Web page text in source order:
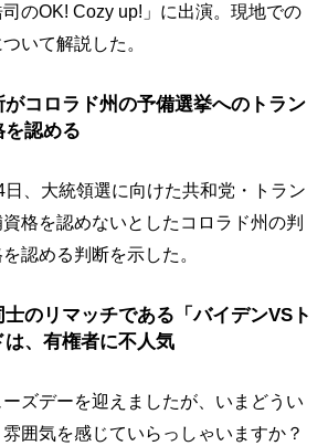
のOK! Cozy up!」に出演。現地での
いて解説した。
コロラド州の予備選挙へのトラン
認める
、大統領選に向けた共和党・トラン
格を認めないとしたコロラド州の判
認める判断を示した。
のリマッチである「バイデンVSト
、有権者に不人気
ズデーを迎えましたが、いまどうい
囲気を感じていらっしゃいますか？